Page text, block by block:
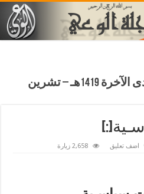
السنة الثانية عشرة – جمادى الآخرة 1419هـ – تشرين
اضف تعليق 2,658 زيارة